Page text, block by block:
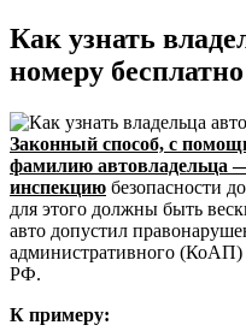
Как узнать
номеру бесплатно
Законный способ, с
фамилию автовладельца
инспекцию безопасности
для этого должны быть
авто допустил
административного (КоАП)
РФ.
К примеру: